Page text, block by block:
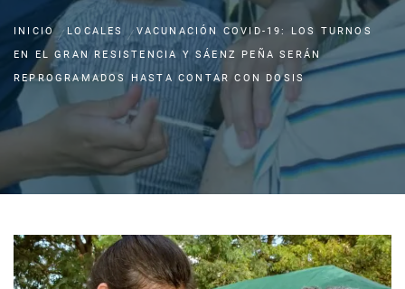
INICIO LOCALES
VACUNACIÓN COVID-19: LOS TURNOS
EN EL GRAN RESISTENCIA Y SÁENZ PEÑA SERÁN
REPROGRAMADOS HASTA CONTAR CON DOSIS